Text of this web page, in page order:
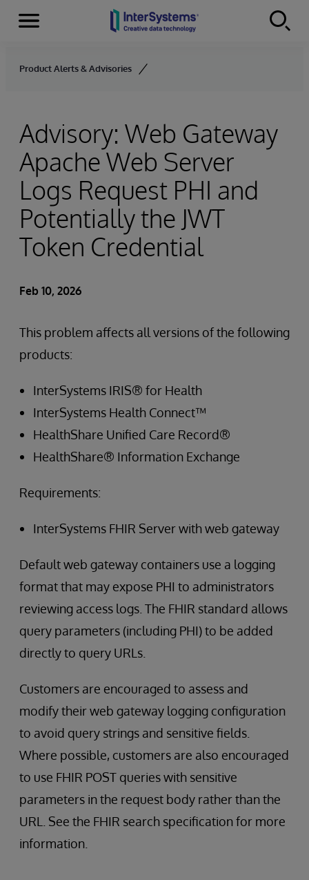
Skip to content
Menu
Product Alerts & Advisories
Advisory: Web Gateway
Apache Web Server
Logs Request PHI and
Potentially the JWT
Token Credential
Feb 10, 2026
This problem affects all versions of the following
products:
InterSystems IRIS® for Health
InterSystems Health Connect™
HealthShare Unified Care Record®
HealthShare® Information Exchange
Requirements:
InterSystems FHIR Server with web gateway
Default web gateway containers use a logging
format that may expose PHI to administrators
reviewing access logs. The FHIR standard allows
query parameters (including PHI) to be added
directly to query URLs.
Customers are encouraged to assess and
modify their web gateway logging configuration
to avoid query strings and sensitive fields.
Where possible, customers are also encouraged
to use FHIR POST queries with sensitive
parameters in the request body rather than the
URL. See the FHIR search specification for more
information.